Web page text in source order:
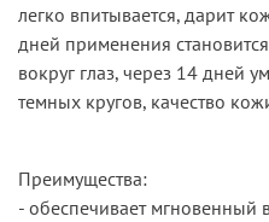
легко впитывается, дарит
дней применения
вокруг глаз, через 14 дней
темных кругов, качество
Преимущества:
- обеспечивает мгновенный